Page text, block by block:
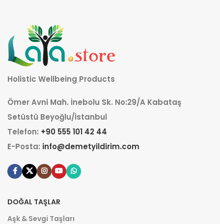
Holistic Wellbeing Products
Ömer Avni Mah. İnebolu Sk. No:29/A Kabataş
Setüstü Beyoğlu/İstanbul
Telefon: +90 555 101 42 44
E-Posta: info@demetyildirim.com
DOĞAL TAŞLAR
Aşk & Sevgi Taşları